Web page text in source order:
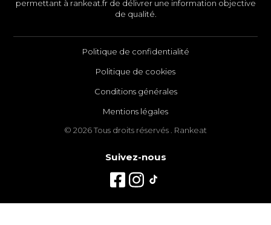
permettant à rankeat.fr de délivrer une information objective
de qualité.
Politique de confidentialité
Politique de cookies
Conditions générales
Mentions légales
© 2026 Tous droits réservés . Rankeat
Suivez-nous